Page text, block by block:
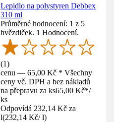
Lepidlo na polystyren Debbex
310 ml
Průměrné hodnocení: 1 z 5
hvězdiček. 1 Hodnocení.
(1)
cenu — 65,00 Kč * Všechny
ceny vč. DPH a bez nákladů
na přepravu za ks65,00 Kč*/
ks
Odpovídá 232,14 Kč za
l(232,14 Kč/ l)